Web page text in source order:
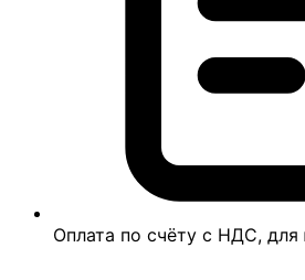
Оплата по счёту с НДС,